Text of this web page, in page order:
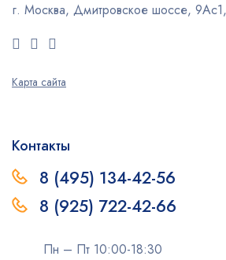
г. Москва, Дмитровское шоссе,
Карта сайта
Контакты
8 (495) 134-42-56
8 (925) 722-42-66
Пн – Пт 10:00-18:30